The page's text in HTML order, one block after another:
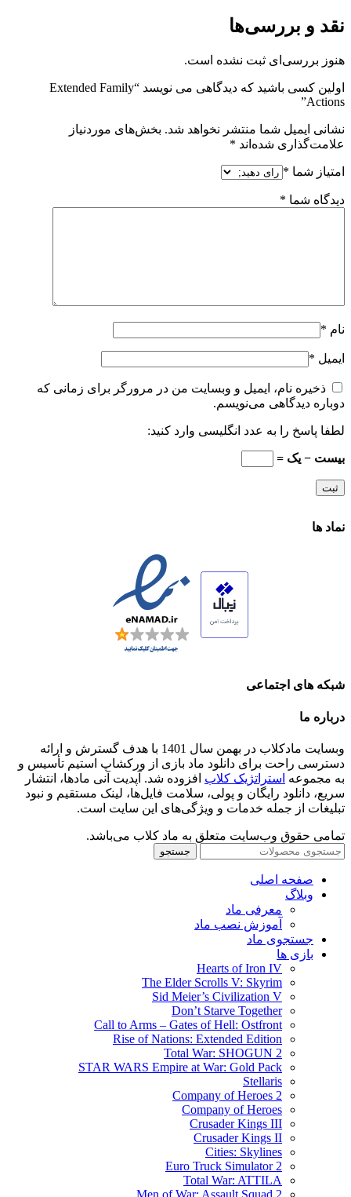
نقد و بررسی‌ها
هنوز بررسی‌ای ثبت نشده است.
اولین کسی باشید که دیدگاهی می نویسد “Extended Family
Actions”
نشانی ایمیل شما منتشر نخواهد شد. بخش‌های موردنیاز
علامت‌گذاری شده‌اند *
امتیاز شما *
دیدگاه شما *
نام *
ایمیل *
ذخیره نام، ایمیل و وبسایت من در مرورگر برای زمانی که
دوباره دیدگاهی می‌نویسم.
لطفا پاسخ را به عدد انگلیسی وارد کنید:
بیست − یک =
نماد ها
شبکه های اجتماعی
درباره ما
وبسایت مادکلاب در بهمن سال 1401 با هدف گسترش و ارائه
دسترسی راحت برای دانلود ماد بازی از ورکشاپ استیم تأسیس و
به مجموعه استراتژیک کلاب افزوده شد. آپدیت آنی مادها، انتشار
سریع، دانلود رایگان و پولی، سلامت فایل‌ها، لینک مستقیم و نبود
تبلیغات از جمله خدمات و ویژگی‌های این سایت است.
تمامی حقوق وب‌سایت متعلق به ماد کلاب می‌باشد.
جستجو
صفحه اصلی
وبلاگ
معرفی ماد
آموزش نصب ماد
جستجوی ماد
بازی ها
Hearts of Iron IV
The Elder Scrolls V: Skyrim
Sid Meier’s Civilization V
Don’t Starve Together
Call to Arms – Gates of Hell: Ostfront
Rise of Nations: Extended Edition
Total War: SHOGUN 2
STAR WARS Empire at War: Gold Pack
Stellaris
Company of Heroes 2
Company of Heroes
Crusader Kings III
Crusader Kings II
Cities: Skylines
Euro Truck Simulator 2
Total War: ATTILA
Men of War: Assault Squad 2